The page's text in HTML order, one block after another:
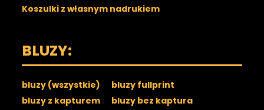
Koszulki z własnym nadrukiem
BLUZY:
bluzy (wszystkie)
bluzy fullprint
bluzy z kapturem
bluzy bez kaptura